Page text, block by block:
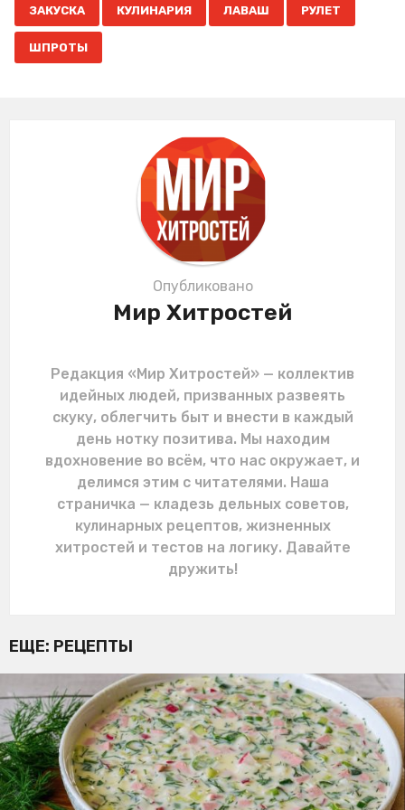
g
i
ЗАКУСКА КУЛИНАРИЯ ЛАВАШ РУЛЕТ
ШПРОТЫ
Опубликовано
Мир Хитростей
Редакция «Мир Хитростей» — коллектив
идейных людей, призванных развеять
скуку, облегчить быт и внести в каждый
день нотку позитива. Мы находим
вдохновение во всём, что нас окружает, и
делимся этим с читателями. Наша
страничка — кладезь дельных советов,
кулинарных рецептов, жизненных
хитростей и тестов на логику. Давайте
дружить!
ЕЩЕ: РЕЦЕПТЫ